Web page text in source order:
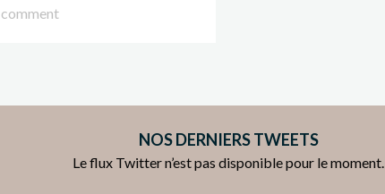
comment
NOS DERNIERS TWEETS
Le flux Twitter n’est pas disponible pour le moment.